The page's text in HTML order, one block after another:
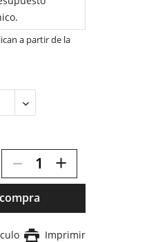
a partir de la
– +
Imprimir